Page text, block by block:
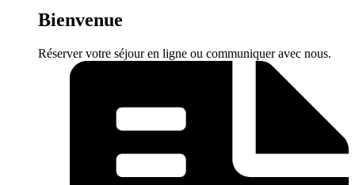
Bienvenue
Réserver votre séjour en ligne ou communiquer avec nous.